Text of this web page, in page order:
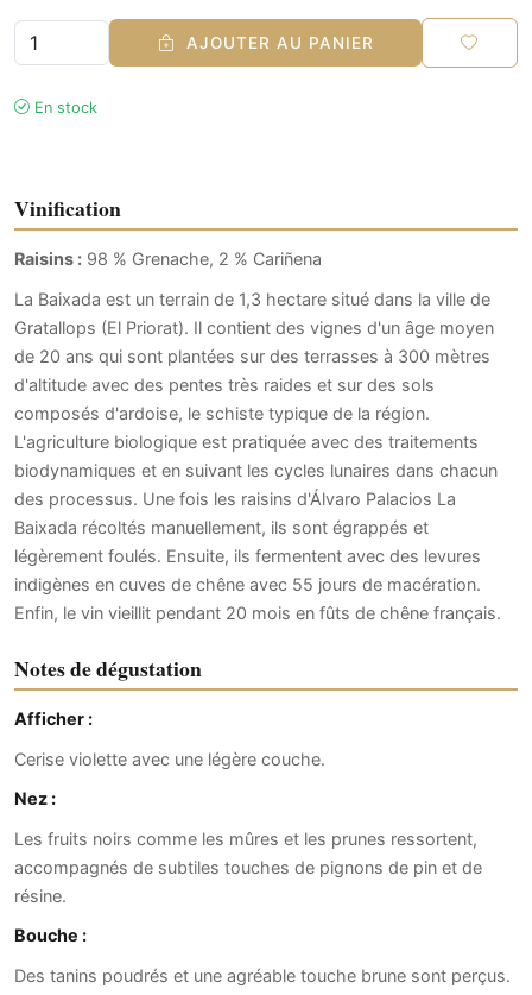
AJOUTER AU PANIER
En stock
Vinification
Raisins : 98 % Grenache, 2 % Cariñena
La Baixada est un terrain de 1,3 hectare situé dans la ville de
Gratallops (El Priorat). Il contient des vignes d'un âge moyen
de 20 ans qui sont plantées sur des terrasses à 300 mètres
d'altitude avec des pentes très raides et sur des sols
composés d'ardoise, le schiste typique de la région.
L'agriculture biologique est pratiquée avec des traitements
biodynamiques et en suivant les cycles lunaires dans chacun
des processus. Une fois les raisins d'Álvaro Palacios La
Baixada récoltés manuellement, ils sont égrappés et
légèrement foulés. Ensuite, ils fermentent avec des levures
indigènes en cuves de chêne avec 55 jours de macération.
Enfin, le vin vieillit pendant 20 mois en fûts de chêne français.
Notes de dégustation
Afficher :
Cerise violette avec une légère couche.
Nez :
Les fruits noirs comme les mûres et les prunes ressortent,
accompagnés de subtiles touches de pignons de pin et de
résine.
Bouche :
Des tanins poudrés et une agréable touche brune sont perçus.